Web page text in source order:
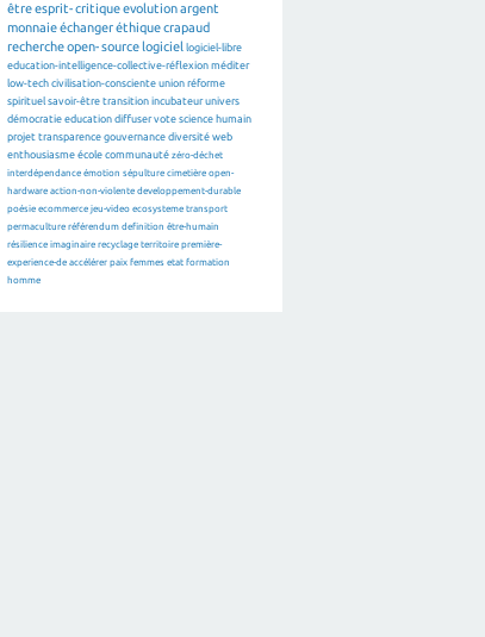
êtreesprit-critiqueevolutionargent
monnaieéchangeréthiquecrapaud
rechercheopen-source logiciel logiciel-libre
education-intelligence-collective-réflexion méditer
low-tech civilisation-consciente union réforme
spirituel savoir-être transition incubateur univers
démocratie education diffuser vote science humain
projet transparence gouvernance diversité web
enthousiasme école communauté zéro-déchet
interdépendance émotion sépulture cimetière open-
hardware action-non-violente developpement-durable
poésie ecommerce jeu-video ecosysteme transport
permaculture référendum definition être-humain
résilience imaginaire recyclage territoire première-
experience-de accélérer paix femmes etat formation
homme